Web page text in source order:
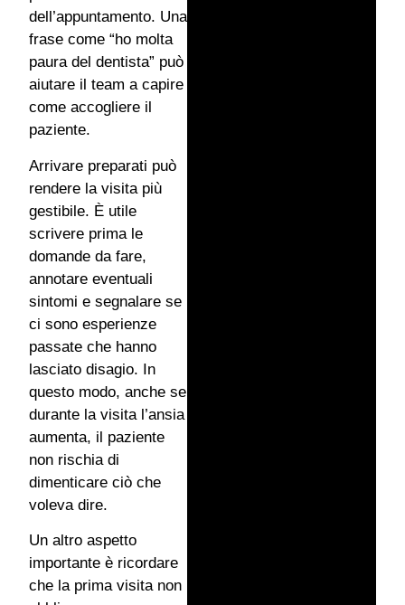
dell’appuntamento. Una
frase come “ho molta
paura del dentista” può
aiutare il team a capire
come accogliere il
paziente.
Arrivare preparati può
rendere la visita più
gestibile. È utile
scrivere prima le
domande da fare,
annotare eventuali
sintomi e segnalare se
ci sono esperienze
passate che hanno
lasciato disagio. In
questo modo, anche se
durante la visita l’ansia
aumenta, il paziente
non rischia di
dimenticare ciò che
voleva dire.
Un altro aspetto
importante è ricordare
che la prima visita non